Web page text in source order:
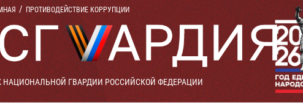
ПРОТИВОДЕЙСТВИЕ КОРРУПЦИИ
ГВАРДИИ РОССИЙСКОЙ ФЕДЕРАЦИИ